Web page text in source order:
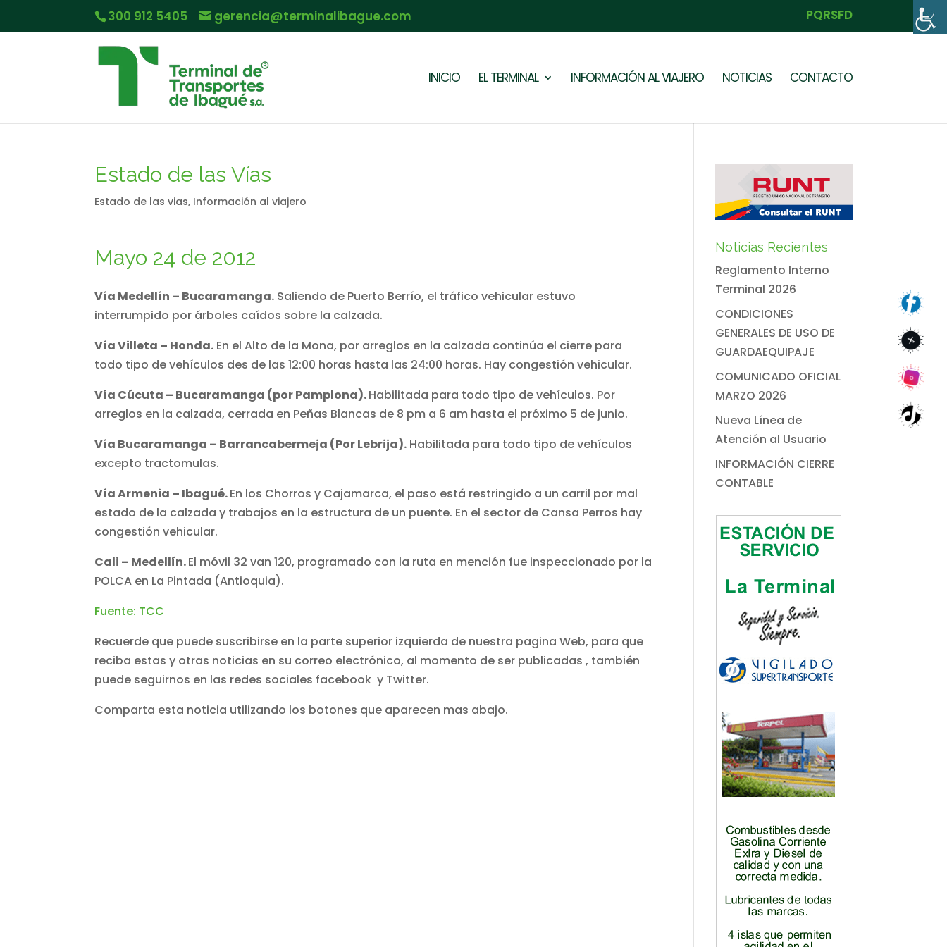
300 912 5405 gerencia@terminalibague.com PQRSFD
INICIO EL TERMINAL INFORMACIÓN AL VIAJERO NOTICIAS CONTACTO
Estado de las Vías
Estado de las vias, Información al viajero
Mayo 24 de 2012
Vía Medellín – Bucaramanga. Saliendo de Puerto Berrío, el tráfico vehicular estuvo
interrumpido por árboles caídos sobre la calzada.
Vía Villeta – Honda. En el Alto de la Mona, por arreglos en la calzada continúa el cierre para
todo tipo de vehículos des de las 12:00 horas hasta las 24:00 horas. Hay congestión vehicular.
Vía Cúcuta – Bucaramanga (por Pamplona).Habilitada para todo tipo de vehículos. Por
arreglos en la calzada, cerrada en Peñas Blancas de 8 pm a 6 am hasta el próximo 5 de junio.
Vía Bucaramanga – Barrancabermeja (Por Lebrija). Habilitada para todo tipo de vehículos
excepto tractomulas.
Vía Armenia – Ibagué.En los Chorros y Cajamarca, el paso está restringido a un carril por mal
estado de la calzada y trabajos en la estructura de un puente. En el sector de Cansa Perros hay
congestión vehicular.
Cali – Medellín.El móvil 32 van 120, programado con la ruta en mención fue inspeccionado por la
POLCA en La Pintada (Antioquia).
Fuente: TCC
Recuerde que puede suscribirse en la parte superior izquierda de nuestra pagina Web, para que
reciba estas y otras noticias en su correo electrónico, al momento de ser publicadas , también
puede seguirnos en las redes sociales facebook y Twitter.
Comparta esta noticia utilizando los botones que aparecen mas abajo.
Noticias Recientes
Reglamento Interno
Terminal 2026
CONDICIONES
GENERALES DE USO DE
GUARDAEQUIPAJE
COMUNICADO OFICIAL
MARZO 2026
Nueva Línea de
Atención al Usuario
INFORMACIÓN CIERRE
CONTABLE